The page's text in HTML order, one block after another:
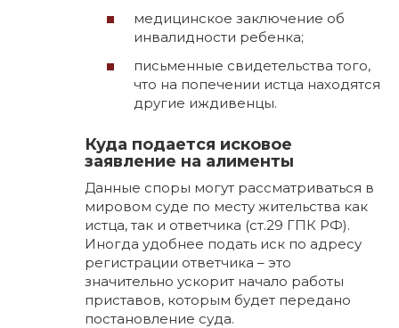
медицинское заключение об
инвалидности ребенка;
письменные свидетельства того,
что на попечении истца находятся
другие иждивенцы.
Куда подается исковое
заявление на алименты
Данные споры могут рассматриваться в
мировом суде по месту жительства как
истца, так и ответчика (ст.29 ГПК РФ).
Иногда удобнее подать иск по адресу
регистрации ответчика – это
значительно ускорит начало работы
приставов, которым будет передано
постановление суда.